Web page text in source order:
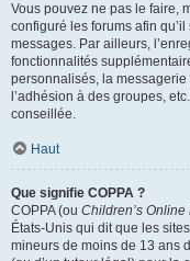
Vous pouvez ne pas le faire,
configuré les forums afin
messages. Par ailleurs,
fonctionnalités
personnalisés, la
l’adhésion à des groupes,
conseillée.
Haut
Que signifie COPPA ?
COPPA (ou Children’s
États-Unis qui dit que les
mineurs de moins de 13 ans